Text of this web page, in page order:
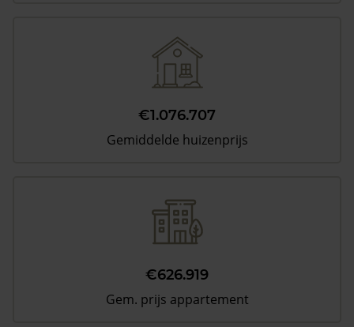
€1.076.707
Gemiddelde huizenprijs
€626.919
Gem. prijs appartement